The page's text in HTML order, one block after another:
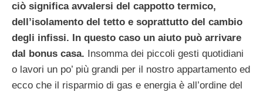
ciò significa avvalersi del cappotto termico,
dell’isolamento del tetto e soprattutto del cambio
degli infissi. In questo caso un aiuto può arrivare
dal bonus casa. Insomma dei piccoli gesti quotidiani
o lavori un po’ più grandi per il nostro appartamento ed
ecco che il risparmio di gas e energia è all’ordine del